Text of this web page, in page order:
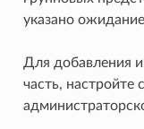
указано
Для добавления
часть,